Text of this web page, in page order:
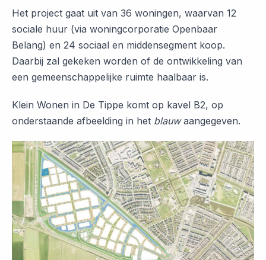
Het project gaat uit van 36 woningen, waarvan 12
sociale huur (via woningcorporatie Openbaar
Belang) en 24 sociaal en middensegment koop.
Daarbij zal gekeken worden of de ontwikkeling van
een gemeenschappelijke ruimte haalbaar is.
Klein Wonen in De Tippe komt op kavel B2, op
onderstaande afbeelding in het blauwaangegeven.